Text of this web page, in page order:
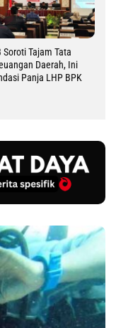
Soroti Tajam Tata
Daerah, Ini
Panja LHP BPK